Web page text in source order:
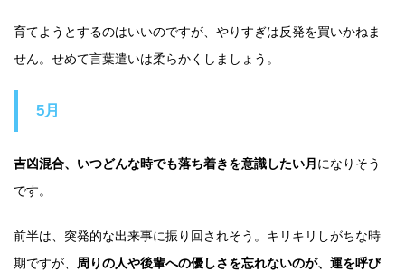
育てようとするのはいいのですが、やりすぎは反発を買いかねま
せん。せめて言葉遣いは柔らかくしましょう。
5月
吉凶混合、いつどんな時でも落ち着きを意識したい月 になりそう
です。
前半は、突発的な出来事に振り回されそう。キリキリしがちな時
期ですが、 周りの人や後輩への優しさを忘れないのが、運を呼び